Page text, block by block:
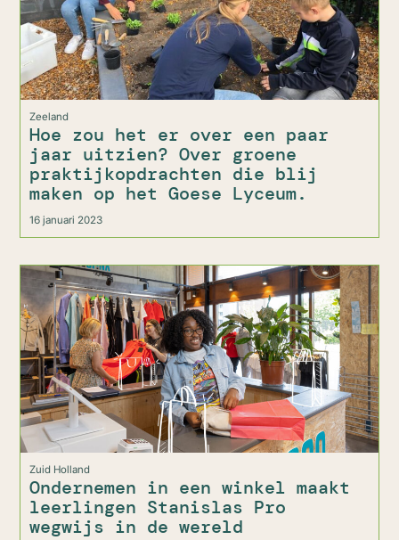
Zeeland
Hoe zou het er over een paar
jaar uitzien? Over groene
praktijkopdrachten die blij
maken op het Goese Lyceum.
16 januari 2023
Zuid Holland
Ondernemen in een winkel maakt
leerlingen Stanislas Pro
wegwijs in de wereld